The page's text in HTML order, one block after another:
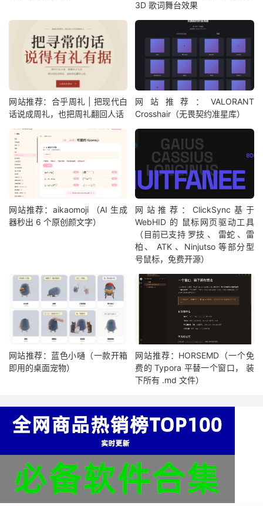
3D 歌词舞台效果
网站推荐：合乎周礼 | 把现代白
话说成周礼，也把周礼翻回人话
网站推荐：VALORANT
Crosshair（无畏契约准星库）
网站推荐：aikaomoji （AI 生成
器秒出 6 个原创颜文字）
网站推荐：ClickSync基于
WebHID 的 鼠标网页驱动工具
（目前已支持 罗技 、 雷蛇 、雷
柏、 ATK 、Ninjutso 等部分型
号鼠标，免费开源）
网站推荐：蓝色小嗵（一款开箱
即用的桌面宠物）
网站推荐：HORSEMD（一个免
费的 Typora 平替一个窗口， 装
下所有 .md 文件）